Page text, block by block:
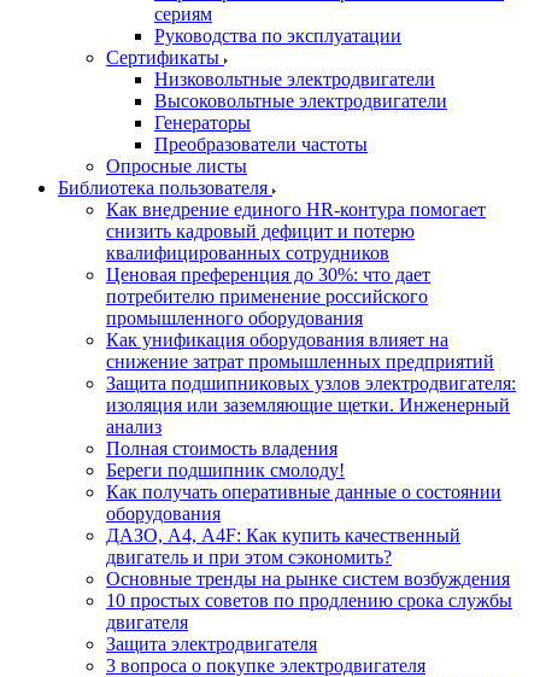
сериям
Руководства по эксплуатации
Сертификаты
Низковольтные электродвигатели
Высоковольтные электродвигатели
Генераторы
Преобразователи частоты
Опросные листы
Библиотека пользователя
Как внедрение единого HR-контура помогает
снизить кадровый дефицит и потерю
квалифицированных сотрудников
Ценовая преференция до 30%: что дает
потребителю применение российского
промышленного оборудования
Как унификация оборудования влияет на
снижение затрат промышленных предприятий
Защита подшипниковых узлов электродвигателя:
изоляция или заземляющие щетки. Инженерный
анализ
Полная стоимость владения
Береги подшипник смолоду!
Как получать оперативные данные о состоянии
оборудования
ДАЗО, А4, А4F: Как купить качественный
двигатель и при этом сэкономить?
Основные тренды на рынке систем возбуждения
10 простых советов по продлению срока службы
двигателя
Защита электродвигателя
3 вопроса о покупке электродвигателя